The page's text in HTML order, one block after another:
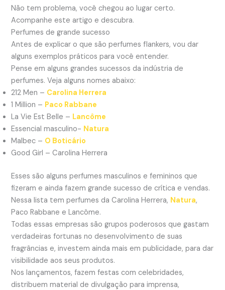
Não tem problema, você chegou ao lugar certo.
Acompanhe este artigo e descubra.
Perfumes de grande sucesso
Antes de explicar o que são perfumes flankers, vou dar
alguns exemplos práticos para você entender.
Pense em alguns grandes sucessos da indústria de
perfumes. Veja alguns nomes abaixo:
212 Men – Carolina Herrera
1 Million – Paco Rabbane
La Vie Est Belle – Lancôme
Essencial masculino- Natura
Malbec – O Boticário
Good Girl – Carolina Herrera
Esses são alguns perfumes masculinos e femininos que
fizeram e ainda fazem grande sucesso de crítica e vendas.
Nessa lista tem perfumes da Carolina Herrera, Natura,
Paco Rabbane e Lancôme.
Todas essas empresas são grupos poderosos que gastam
verdadeiras fortunas no desenvolvimento de suas
fragrâncias e, investem ainda mais em publicidade, para dar
visibilidade aos seus produtos.
Nos lançamentos, fazem festas com celebridades,
distribuem material de divulgação para imprensa,